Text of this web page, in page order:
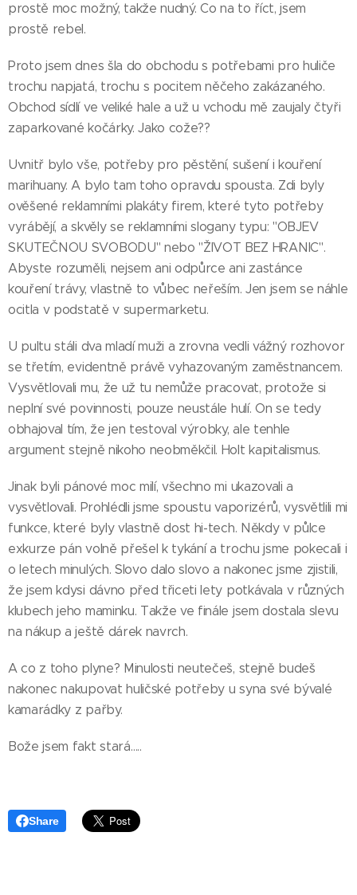
prostě moc možný, takže nudný. Co na to říct, jsem
prostě rebel.
Proto jsem dnes šla do obchodu s potřebami pro huliče
trochu napjatá, trochu s pocitem něčeho zakázaného.
Obchod sídlí ve veliké hale a už u vchodu mě zaujaly čtyři
zaparkované kočárky. Jako cože??
Uvnitř bylo vše, potřeby pro pěstění, sušení i kouření
marihuany. A bylo tam toho opravdu spousta. Zdi byly
ověšené reklamními plakáty firem, které tyto potřeby
vyrábějí, a skvěly se reklamními slogany typu: "OBJEV
SKUTEČNOU SVOBODU" nebo "ŽIVOT BEZ HRANIC".
Abyste rozuměli, nejsem ani odpůrce ani zastánce
kouření trávy, vlastně to vůbec neřeším. Jen jsem se náhle
ocitla v podstatě v supermarketu.
U pultu stáli dva mladí muži a zrovna vedli vážný rozhovor
se třetím, evidentně právě vyhazovaným zaměstnancem.
Vysvětlovali mu, že už tu nemůže pracovat, protože si
neplní své povinnosti, pouze neustále hulí. On se tedy
obhajoval tím, že jen testoval výrobky, ale tenhle
argument stejně nikoho neobměkčil. Holt kapitalismus.
Jinak byli pánové moc milí, všechno mi ukazovali a
vysvětlovali. Prohlédli jsme spoustu vaporizérů, vysvětlili mi
funkce, které byly vlastně dost hi-tech. Někdy v půlce
exkurze pán volně přešel k tykání a trochu jsme pokecali i
o letech minulých. Slovo dalo slovo a nakonec jsme zjistili,
že jsem kdysi dávno před třiceti lety potkávala v různých
klubech jeho maminku. Takže ve finále jsem dostala slevu
na nákup a ještě dárek navrch.
A co z toho plyne? Minulosti neutečeš, stejně budeš
nakonec nakupovat huličské potřeby u syna své bývalé
kamarádky z pařby.
Bože jsem fakt stará…..
Share